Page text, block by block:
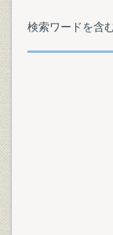
検索ワードを含